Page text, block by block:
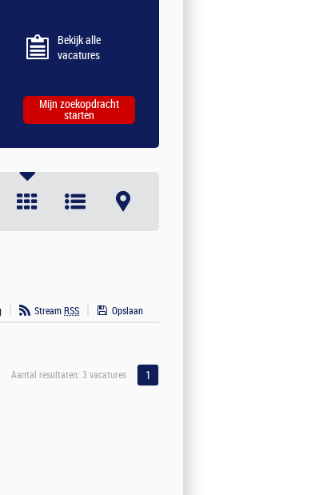
Bekijk alle
vacatures
Stream RSS
Opslaan
Aantal resultaten: 3 vacatures 1